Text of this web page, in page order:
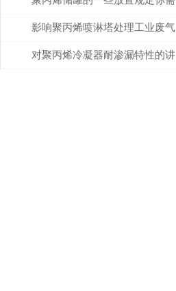
要了解
影响聚丙烯喷淋塔处理工业废气
效率的因素解析
对聚丙烯冷凝器耐渗漏特性的讲